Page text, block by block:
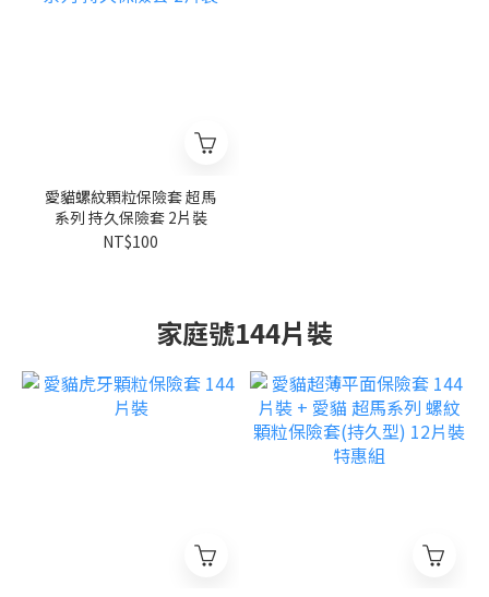
愛貓螺紋顆粒保險套 超馬
系列 持久保險套 2片裝
NT$100
家庭號144片裝